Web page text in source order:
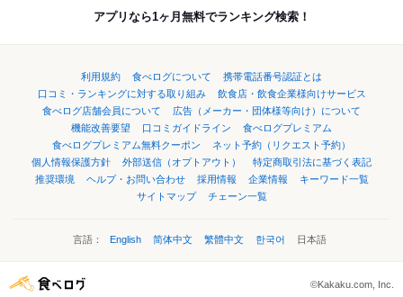
アプリなら1ヶ月無料でランキング検索！
利用規約 食べログについて
携帯電話番号認証とは
口コミ・ランキングに対する取り組み
飲食店・飲食企業様向けサービス
食べログ店舗会員について
広告（メーカー・団体様等向け）について
機能改善要望
口コミガイドライン
食べログプレミアム
食べログプレミアム無料クーポン
ネット予約（リクエスト予約）
個人情報保護方針
外部送信（オプトアウト）
特定商取引法に基づく表記
推奨環境
ヘルプ・お問い合わせ 採用情報 企業情報
キーワード一覧
サイトマップ
チェーン一覧
言語： English 简体中文 繁體中文 한국어 日本語
©Kakaku.com, Inc.